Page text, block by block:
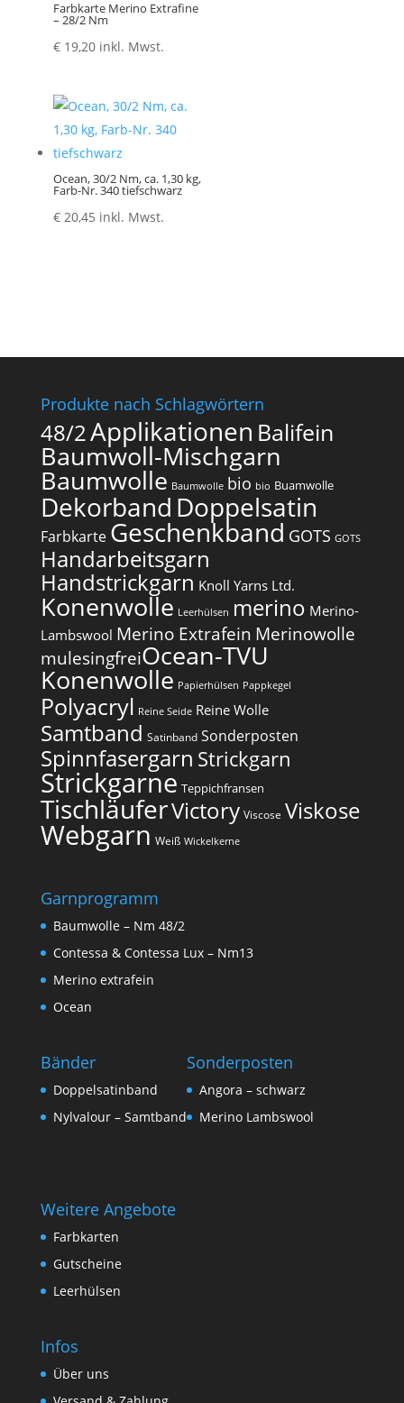
Farbkarte Merino Extrafine
– 28/2 Nm
€19,20 inkl. Mwst.
Ocean, 30/2 Nm, ca. 1,30 kg,
Farb-Nr. 340 tiefschwarz
€20,45 inkl. Mwst.
Produkte nach Schlagwörtern
48/2Applikationen Balifein
Baumwoll-Mischgarn
Baumwolle Baumwolle bio bio Buamwolle
Dekorband Doppelsatin
Farbkarte Geschenkband GOTS GOTS
Handarbeitsgarn
Handstrickgarn Knoll Yarns Ltd.
Konenwolle Leerhülsen merino Merino-
Lambswool Merino Extrafein Merinowolle
mulesingfrei​Ocean-TVU
Konenwolle Papierhülsen Pappkegel
Polyacryl Reine Seide Reine Wolle
Samtband Satinband Sonderposten
Spinnfasergarn Strickgarn
Strickgarne Teppichfransen
TischläuferVictory Viscose Viskose
Webgarn Weiß Wickelkerne
Garnprogramm
Baumwolle – Nm 48/2
Contessa & Contessa Lux – Nm13
Merino extrafein
Ocean
Bänder
Doppelsatinband
Nylvalour – Samtband
Sonderposten
Angora – schwarz
Merino Lambswool
Weitere Angebote
Farbkarten
Gutscheine
Leerhülsen
Infos
Über uns